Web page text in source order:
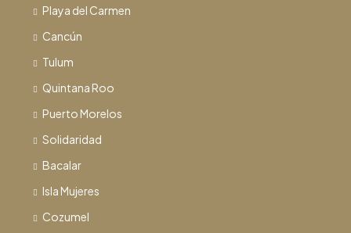
Playa del Carmen
Cancún
Tulum
Quintana Roo
Puerto Morelos
Solidaridad
Bacalar
Isla Mujeres
Cozumel